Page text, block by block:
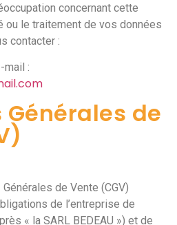
concernant cette
le traitement de vos données
contacter :
mail :
de
de Vente (CGV)
de l’entreprise de
« la SARL BEDEAU ») et de